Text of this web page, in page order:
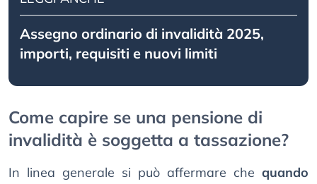
Assegno ordinario di invalidità 2025,
importi, requisiti e nuovi limiti
Come capire se una pensione di
invalidità è soggetta a tassazione?
In linea generale si può affermare che quando